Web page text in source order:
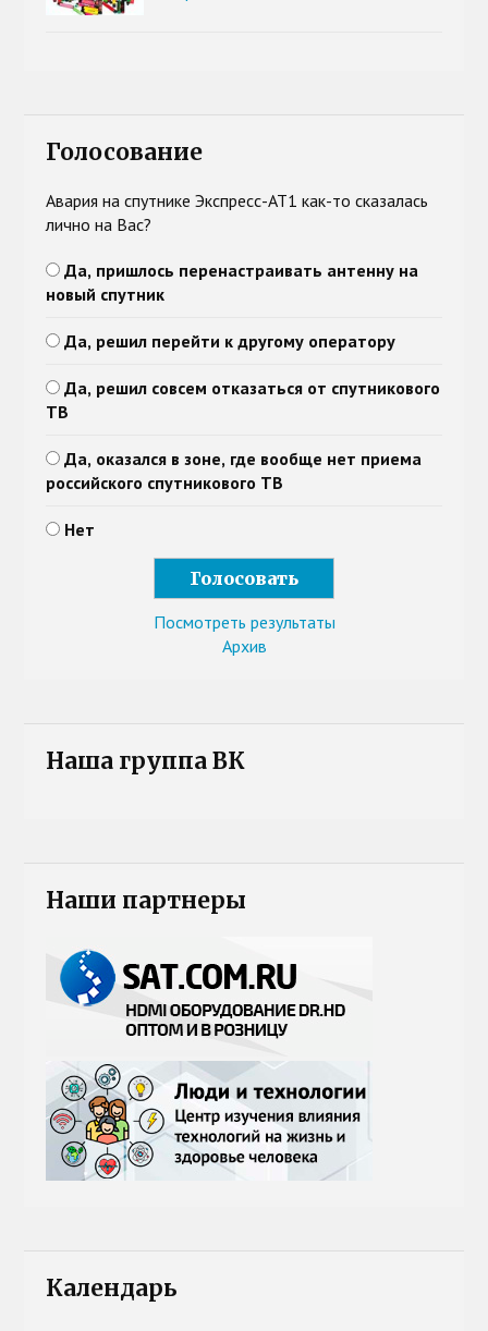
Голосование
Авария на спутнике Экспресс-АТ1 как-то сказалась
лично на Вас?
Да, пришлось перенастраивать антенну на
новый спутник
Да, решил перейти к другому оператору
Да, решил совсем отказаться от спутникового
ТВ
Да, оказался в зоне, где вообще нет приема
российского спутникового ТВ
Нет
Посмотреть результаты
Архив
Наша группа ВК
Наши партнеры
Календарь